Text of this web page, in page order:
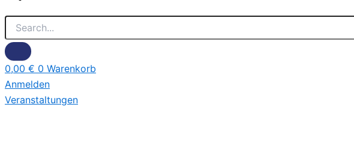
0,00 € 0 Warenkorb
Anmelden
Veranstaltungen